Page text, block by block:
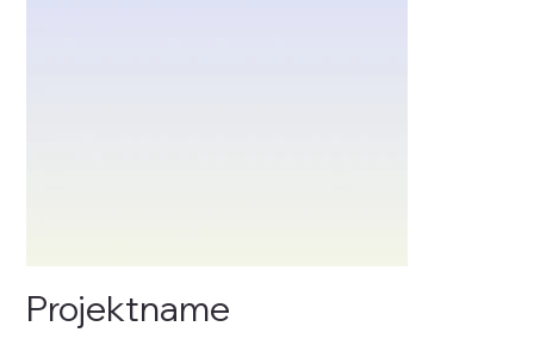
Projektname